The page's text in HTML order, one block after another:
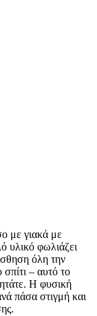
με γιακά με
υλικό φωλιάζει
όλη την
σπίτι – αυτό το
Η φυσική
πάσα στιγμή και